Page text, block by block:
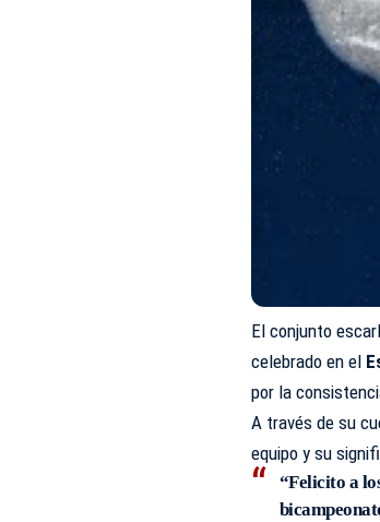
El conjunto
celebrado en el
por la
A través de su
equipo y su
“Felicito a